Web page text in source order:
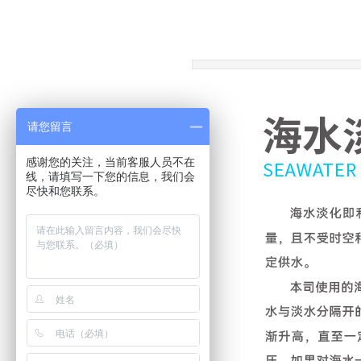
请您留言
感谢您的关注，当前客服人员不在
线，请填写一下您的信息，我们会
尽快和您联系。